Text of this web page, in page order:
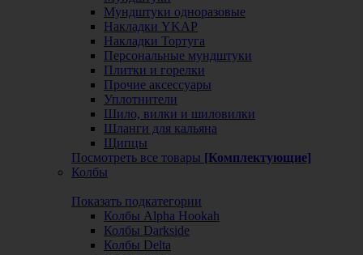
Мундштуки одноразовые
Накладки YKAP
Накладки Тортуга
Персональные мундштуки
Плитки и горелки
Прочие аксессуары
Уплотнители
Шило, вилки и шиловилки
Шланги для кальяна
Щипцы
Посмотреть все товары [Комплектующие]
Колбы
Показать подкатегории
Колбы Alpha Hookah
Колбы Darkside
Колбы Delta